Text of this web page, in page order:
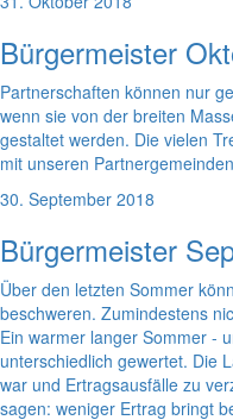
Bürgermeister
Partnerschaften können nur
wenn sie von der breiten
gestaltet werden. Die vielen
mit unseren
30. September 2018
Bürgermeister
Über den letzten Sommer
beschweren. Zumindestens
Ein warmer langer Sommer -
unterschiedlich gewertet. Die
war und Ertragsausfälle zu
sagen: weniger Ertrag bringt